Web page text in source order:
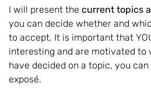
I will present the current topics
you can decide whether and
to accept. It is important that
interesting and are motivated to
have decided on a topic, you
exposé.